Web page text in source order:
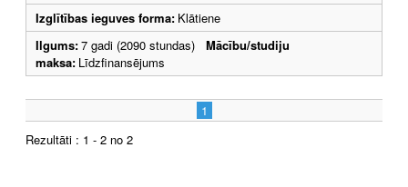
Izglītības ieguves forma: Klātiene
Ilgums:7 gadi (2090 stundas) Mācību/studiju
maksa: Līdzfinansējums
1
Rezultāti : 1 - 2 no 2